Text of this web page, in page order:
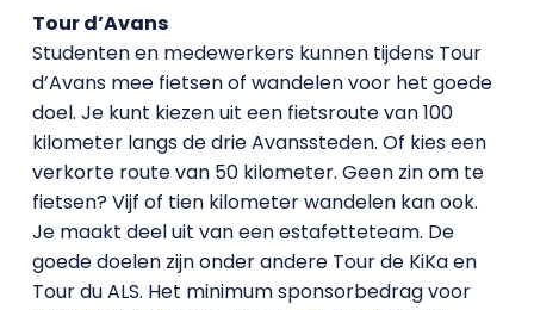
Tour d’Avans
Studenten en medewerkers kunnen tijdens Tour
d’Avans mee fietsen of wandelen voor het goede
doel. Je kunt kiezen uit een fietsroute van 100
kilometer langs de drie Avanssteden. Of kies een
verkorte route van 50 kilometer. Geen zin om te
fietsen? Vijf of tien kilometer wandelen kan ook.
Je maakt deel uit van een estafetteteam. De
goede doelen zijn onder andere Tour de KiKa en
Tour du ALS. Het minimum sponsorbedrag voor